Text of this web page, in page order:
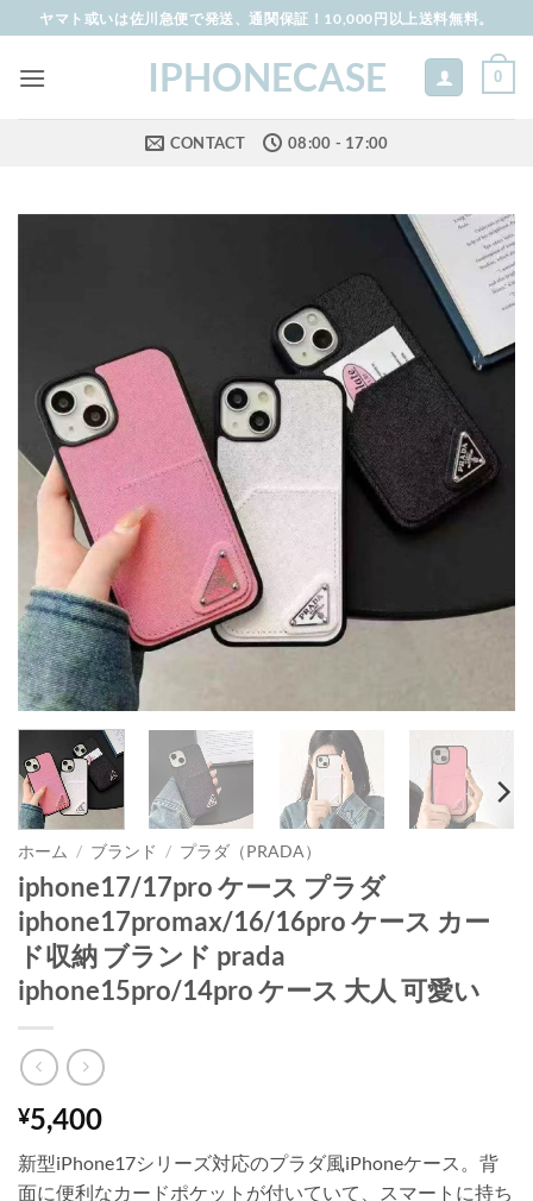
to
content
ヤマト或いは佐川急便で発送、通関保証！10,000円以上送料無料。
IPHONECASE 0
CONTACT 08:00 - 17:00
ホーム / ブランド / プラダ（PRADA）
iphone17/17pro ケース プラダ
iphone17promax/16/16pro ケース カー
ド収納 ブランド prada
iphone15pro/14pro ケース 大人 可愛い
¥5,400
新型iPhone17シリーズ対応のプラダ風iPhoneケース。背
面に便利なカードポケットが付いていて、スマートに持ち